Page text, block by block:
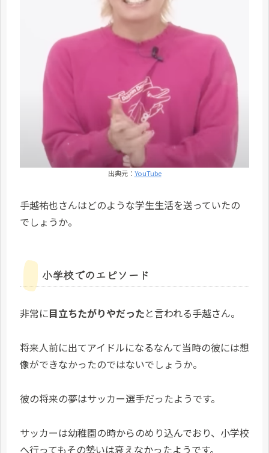
出典元： YouTube
手越祐也さんはどのような学生生活を送っていたの
でしょうか。
小学校でのエピソード
非常に目立ちたがりやだったと言われる手越さん。
将来人前に出てアイドルになるなんて当時の彼には想
像ができなかったのではないでしょうか。
彼の将来の夢はサッカー選手だったようです。
サッカーは幼稚園の時からのめり込んでおり、小学校
へ行ってもその勢いは衰えなかったようです。